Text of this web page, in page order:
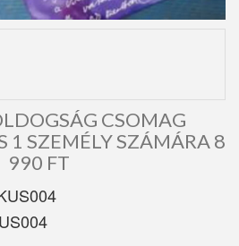
CSOMAG
1 SZEMÉLY SZÁMÁRA 8
990 FT